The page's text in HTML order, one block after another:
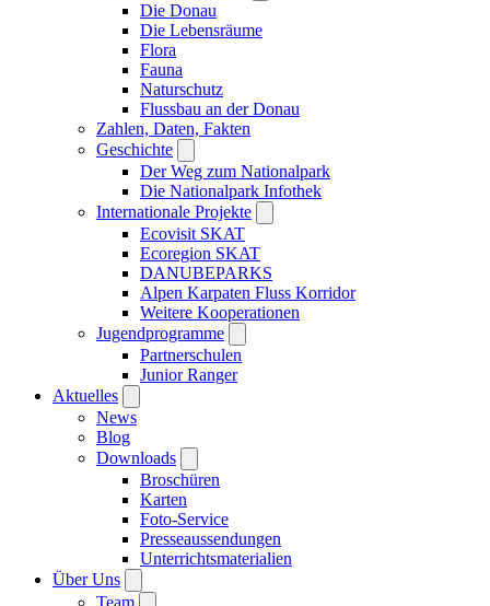
Die Donau
Die Lebensräume
Flora
Fauna
Naturschutz
Flussbau an der Donau
Zahlen, Daten, Fakten
Geschichte
Der Weg zum Nationalpark
Die Nationalpark Infothek
Internationale Projekte
Ecovisit SKAT
Ecoregion SKAT
DANUBEPARKS
Alpen Karpaten Fluss Korridor
Weitere Kooperationen
Jugendprogramme
Partnerschulen
Junior Ranger
Aktuelles
News
Blog
Downloads
Broschüren
Karten
Foto-Service
Presseaussendungen
Unterrichtsmaterialien
Über Uns
Team